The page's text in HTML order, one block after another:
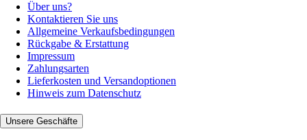
Über uns?
Kontaktieren Sie uns
Allgemeine Verkaufsbedingungen
Rückgabe & Erstattung
Impressum
Zahlungsarten
Lieferkosten und Versandoptionen
Hinweis zum Datenschutz
Unsere Geschäfte